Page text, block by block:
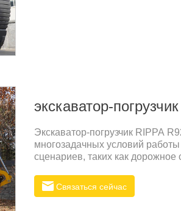
экскаватор-
Экскаватор-погрузчик RIPPA
многозадачных условий
сценариев, таких как дорожное
Связаться сейчас